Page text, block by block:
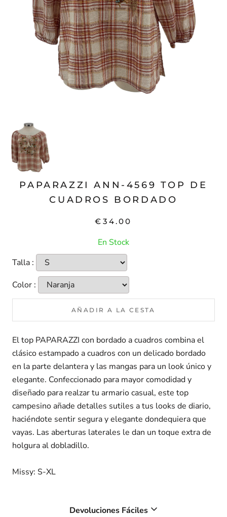
PAPARAZZI ANN-4569 TOP DE
CUADROS BORDADO
€34.00
En Stock
Talla :
Color :
AÑADIR A LA CESTA
El top PAPARAZZI con bordado a cuadros combina el
clásico estampado a cuadros con un delicado bordado
en la parte delantera y las mangas para un look único y
elegante. Confeccionado para mayor comodidad y
diseñado para realzar tu armario casual, este top
campesino añade detalles sutiles a tus looks de diario,
haciéndote sentir segura y elegante dondequiera que
vayas. Las aberturas laterales le dan un toque extra de
holgura al dobladillo.
Missy: S-XL
Devoluciones Fáciles